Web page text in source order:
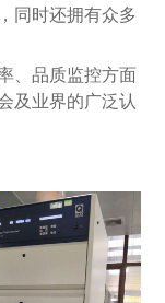
同时还拥有众多
、品质监控方面
及业界的广泛认